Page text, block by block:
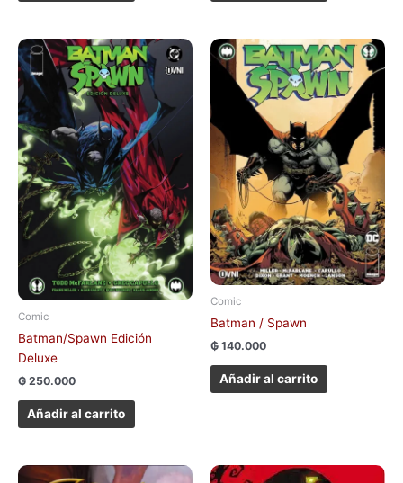
Comic
Batman/Spawn Edición
Deluxe
₲ 250.000
Añadir al carrito
Comic
Batman / Spawn
₲ 140.000
Añadir al carrito